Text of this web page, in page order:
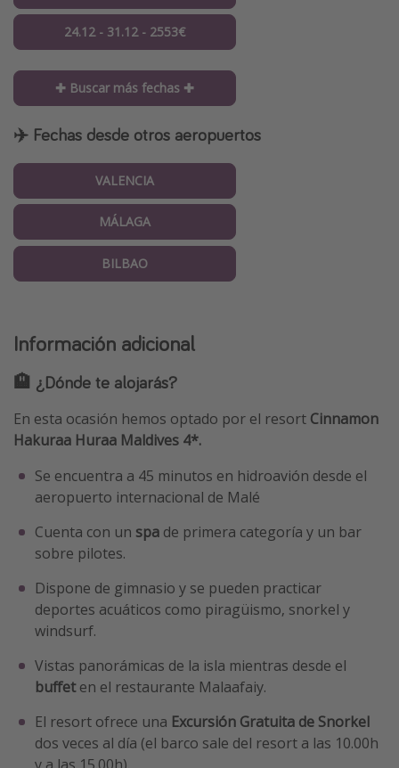
24.12 - 31.12 - 2553€
✚ Buscar más fechas ✚
✈️ Fechas desde otros aeropuertos
VALENCIA
MÁLAGA
BILBAO
Información adicional
🏨 ¿Dónde te alojarás?
En esta ocasión hemos optado por el resort Cinnamon
Hakuraa Huraa Maldives 4*.
Se encuentra a 45 minutos en hidroavión desde el
aeropuerto internacional de Malé
Cuenta con un spa de primera categoría y un bar
sobre pilotes.
Dispone de gimnasio y se pueden practicar
deportes acuáticos como piragüismo, snorkel y
windsurf.
Vistas panorámicas de la isla mientras desde el
buffeten el restaurante Malaafaiy.
El resort ofrece una Excursión Gratuita de Snorkel
dos veces al día (el barco sale del resort a las 10.00h